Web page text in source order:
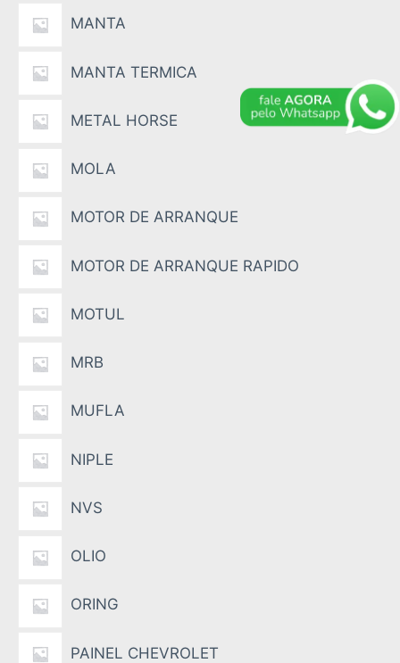
MANTA
MANTA TERMICA
METAL HORSE
MOLA
MOTOR DE ARRANQUE
MOTOR DE ARRANQUE RAPIDO
MOTUL
MRB
MUFLA
NIPLE
NVS
OLIO
ORING
PAINEL CHEVROLET